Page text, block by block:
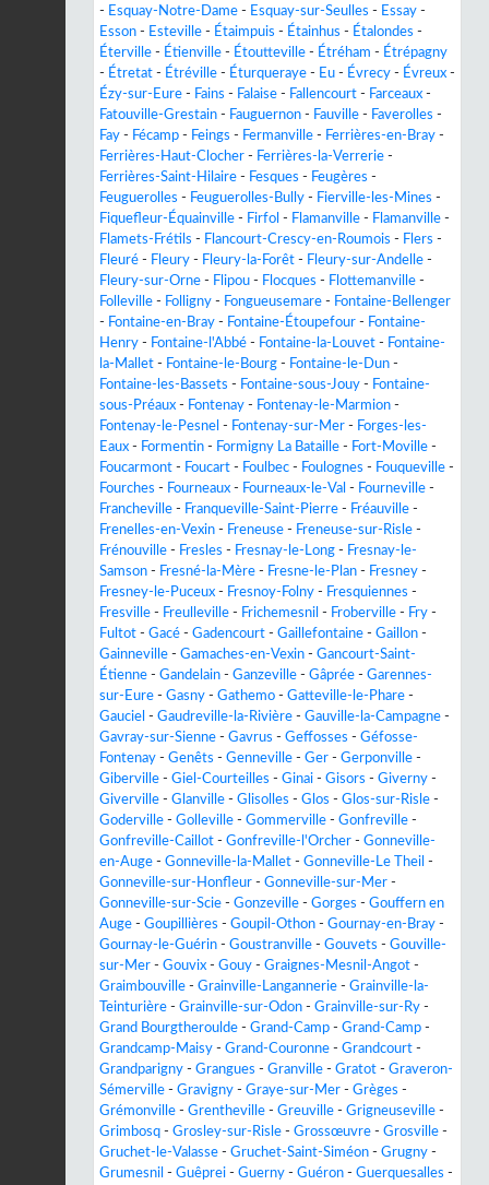
- Esquay-Notre-Dame - Esquay-sur-Seulles - Essay -
Esson - Esteville - Étaimpuis - Étainhus - Étalondes -
Éterville - Étienville - Étoutteville - Étréham - Étrépagny
- Étretat - Étréville - Éturqueraye - Eu - Évrecy - Évreux -
Ézy-sur-Eure - Fains - Falaise - Fallencourt - Farceaux -
Fatouville-Grestain - Fauguernon - Fauville - Faverolles -
Fay - Fécamp - Feings - Fermanville - Ferrières-en-Bray -
Ferrières-Haut-Clocher - Ferrières-la-Verrerie -
Ferrières-Saint-Hilaire - Fesques - Feugères -
Feuguerolles - Feuguerolles-Bully - Fierville-les-Mines -
Fiquefleur-Équainville - Firfol - Flamanville - Flamanville -
Flamets-Frétils - Flancourt-Crescy-en-Roumois - Flers -
Fleuré - Fleury - Fleury-la-Forêt - Fleury-sur-Andelle -
Fleury-sur-Orne - Flipou - Flocques - Flottemanville -
Folleville - Folligny - Fongueusemare - Fontaine-Bellenger
- Fontaine-en-Bray - Fontaine-Étoupefour - Fontaine-
Henry - Fontaine-l'Abbé - Fontaine-la-Louvet - Fontaine-
la-Mallet - Fontaine-le-Bourg - Fontaine-le-Dun -
Fontaine-les-Bassets - Fontaine-sous-Jouy - Fontaine-
sous-Préaux - Fontenay - Fontenay-le-Marmion -
Fontenay-le-Pesnel - Fontenay-sur-Mer - Forges-les-
Eaux - Formentin - Formigny La Bataille - Fort-Moville -
Foucarmont - Foucart - Foulbec - Foulognes - Fouqueville -
Fourches - Fourneaux - Fourneaux-le-Val - Fourneville -
Francheville - Franqueville-Saint-Pierre - Fréauville -
Frenelles-en-Vexin - Freneuse - Freneuse-sur-Risle -
Frénouville - Fresles - Fresnay-le-Long - Fresnay-le-
Samson - Fresné-la-Mère - Fresne-le-Plan - Fresney -
Fresney-le-Puceux - Fresnoy-Folny - Fresquiennes -
Fresville - Freulleville - Frichemesnil - Froberville - Fry -
Fultot - Gacé - Gadencourt - Gaillefontaine - Gaillon -
Gainneville - Gamaches-en-Vexin - Gancourt-Saint-
Étienne - Gandelain - Ganzeville - Gâprée - Garennes-
sur-Eure - Gasny - Gathemo - Gatteville-le-Phare -
Gauciel - Gaudreville-la-Rivière - Gauville-la-Campagne -
Gavray-sur-Sienne - Gavrus - Geffosses - Géfosse-
Fontenay - Genêts - Genneville - Ger - Gerponville -
Giberville - Giel-Courteilles - Ginai - Gisors - Giverny -
Giverville - Glanville - Glisolles - Glos - Glos-sur-Risle -
Goderville - Golleville - Gommerville - Gonfreville -
Gonfreville-Caillot - Gonfreville-l'Orcher - Gonneville-
en-Auge - Gonneville-la-Mallet - Gonneville-Le Theil -
Gonneville-sur-Honfleur - Gonneville-sur-Mer -
Gonneville-sur-Scie - Gonzeville - Gorges - Gouffern en
Auge - Goupillières - Goupil-Othon - Gournay-en-Bray -
Gournay-le-Guérin - Goustranville - Gouvets - Gouville-
sur-Mer - Gouvix - Gouy - Graignes-Mesnil-Angot -
Graimbouville - Grainville-Langannerie - Grainville-la-
Teinturière - Grainville-sur-Odon - Grainville-sur-Ry -
Grand Bourgtheroulde - Grand-Camp - Grand-Camp -
Grandcamp-Maisy - Grand-Couronne - Grandcourt -
Grandparigny - Grangues - Granville - Gratot - Graveron-
Sémerville - Gravigny - Graye-sur-Mer - Grèges -
Grémonville - Grentheville - Greuville - Grigneuseville -
Grimbosq - Grosley-sur-Risle - Grossœuvre - Grosville -
Gruchet-le-Valasse - Gruchet-Saint-Siméon - Grugny -
Grumesnil - Guêprei - Guerny - Guéron - Guerquesalles -